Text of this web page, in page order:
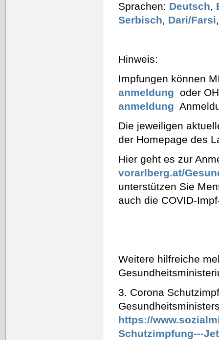
Sprachen: Deutsch,
Serbisch, Dari/Farsi
Hinweis:
Impfungen können
anmeldung oder
anmeldung
Die jeweiligen
der Homepage des
Hier geht es zur
vorarlberg.at/
unterstützen Sie
auch die COVID-
Weitere hilfreiche
3. Corona
https://
Schutzimpfung---